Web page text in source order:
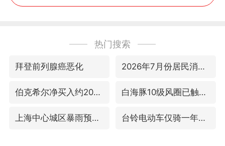
热门搜索
拜登前列腺癌恶化 2026年7月份居民消费价格同比上涨0.5%
伯克希尔净买入约200亿美元股票 白海豚10级风圈已触及浙江
上海中心城区暴雨预警由橙变红 台铃电动车仅骑一年就断电趴窝